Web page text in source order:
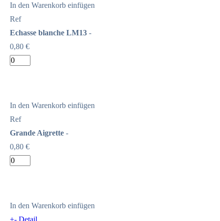
In den Warenkorb einfügen
Ref
Echasse blanche LM13 -
0,80 €
In den Warenkorb einfügen
Ref
Grande Aigrette -
0,80 €
In den Warenkorb einfügen
+- Detail